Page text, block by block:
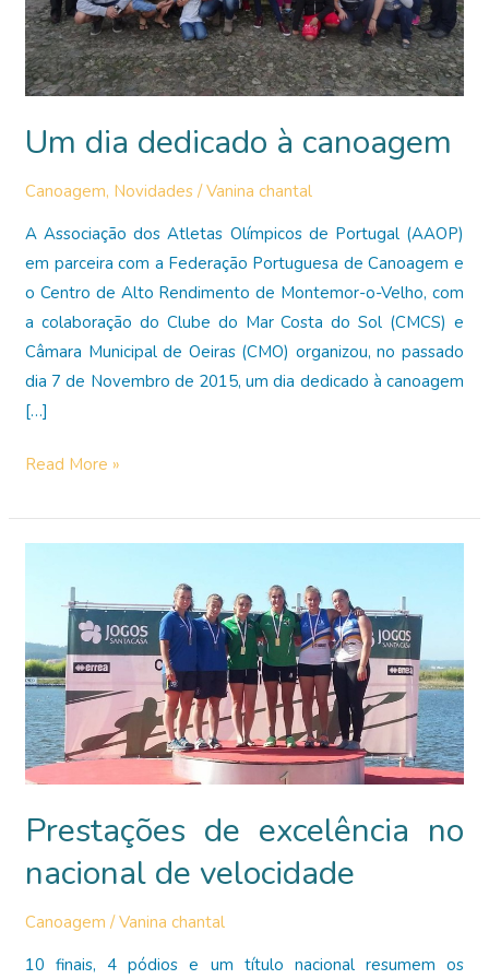
Um dia dedicado à canoagem
Canoagem, Novidades /Vanina chantal
A Associação dos Atletas Olímpicos de Portugal (AAOP)
em parceira com a Federação Portuguesa de Canoagem e
o Centro de Alto Rendimento de Montemor-o-Velho, com
a colaboração do Clube do Mar Costa do Sol (CMCS) e
Câmara Municipal de Oeiras (CMO) organizou, no passado
dia 7 de Novembro de 2015, um dia dedicado à canoagem
[…]
Um
dedicado
canoagem
Read More »
Prestações de excelência no
nacional de velocidade
Canoagem /Vanina chantal
10 finais, 4 pódios e um título nacional resumem os